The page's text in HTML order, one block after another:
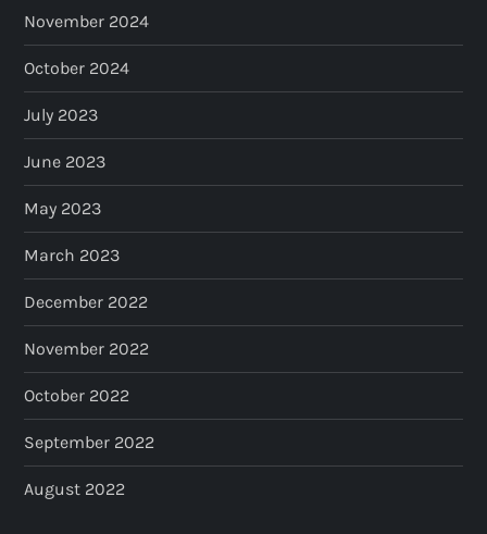
November 2024
October 2024
July 2023
June 2023
May 2023
March 2023
December 2022
November 2022
October 2022
September 2022
August 2022